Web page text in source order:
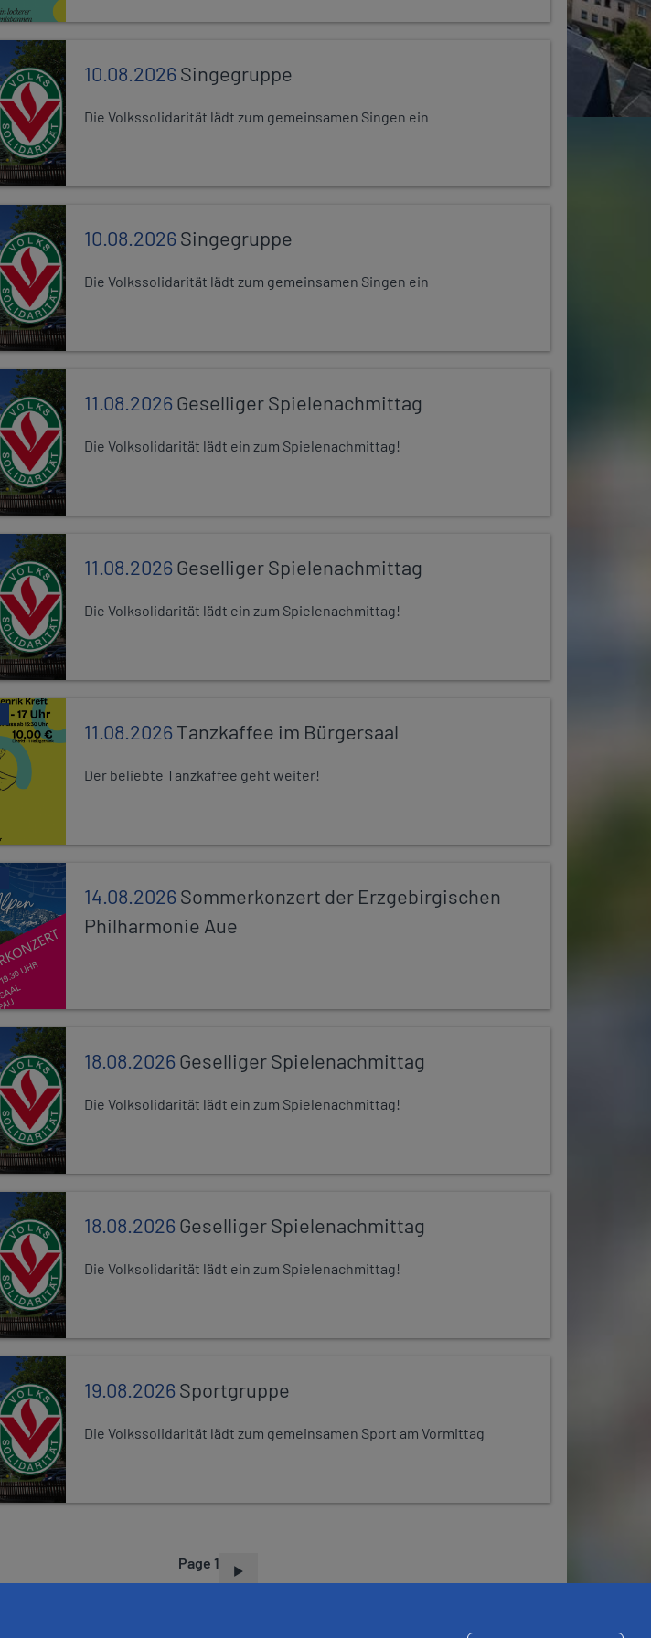
10.08.2026Singegruppe
Die Volkssolidarität lädt zum gemeinsamen Singen ein
10.08.2026Singegruppe
Die Volkssolidarität lädt zum gemeinsamen Singen ein
11.08.2026Geselliger Spielenachmittag
Die Volksolidarität lädt ein zum Spielenachmittag!
11.08.2026Geselliger Spielenachmittag
Die Volksolidarität lädt ein zum Spielenachmittag!
11.08.2026Tanzkaffee im Bürgersaal
Der beliebte Tanzkaffee geht weiter!
14.08.2026Sommerkonzert der Erzgebirgischen
Philharmonie Aue
18.08.2026Geselliger Spielenachmittag
Die Volksolidarität lädt ein zum Spielenachmittag!
18.08.2026Geselliger Spielenachmittag
Die Volksolidarität lädt ein zum Spielenachmittag!
19.08.2026Sportgruppe
Die Volkssolidarität lädt zum gemeinsamen Sport am Vormittag
Page 1